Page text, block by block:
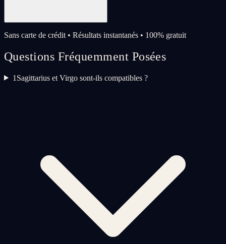
Sans carte de crédit • Résultats instantanés • 100% gratuit
Questions Fréquemment Posées
1 Sagittarius et Virgo sont-ils compatibles ?